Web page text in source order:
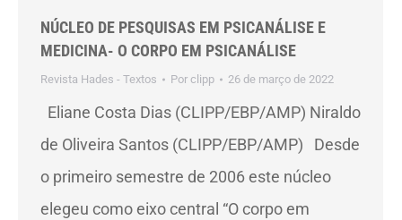
NÚCLEO DE PESQUISAS EM PSICANÁLISE E
MEDICINA- O CORPO EM PSICANÁLISE
Revista Hades - Textos Por clipp 26 de março de 2022
Eliane Costa Dias (CLIPP/EBP/AMP) Niraldo
de Oliveira Santos (CLIPP/EBP/AMP) Desde
o primeiro semestre de 2006 este núcleo
elegeu como eixo central “O corpo em